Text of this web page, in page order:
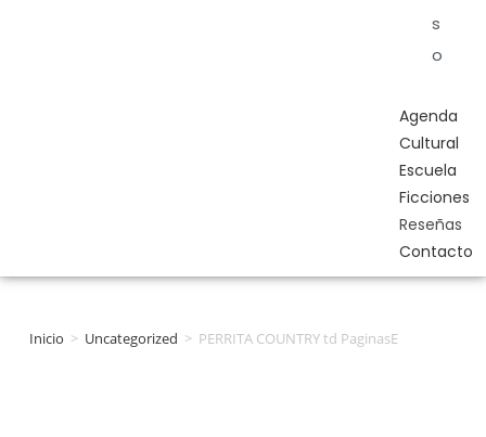
s
o
Agenda
Cultural
Escuela
Ficciones
Reseñas
Contacto
Inicio > Uncategorized > PERRITA COUNTRY td PaginasE